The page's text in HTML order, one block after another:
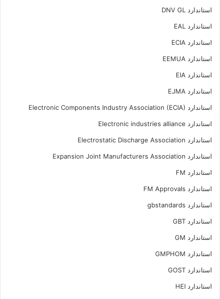
استاندارد DNV GL
استاندارد EAL
استاندارد ECIA
استاندارد EEMUA
استاندارد EIA
استاندارد EJMA
استاندارد Electronic Components Industry Association (ECIA)
استاندارد Electronic industries alliance
استاندارد Electrostatic Discharge Association
استاندارد Expansion Joint Manufacturers Association
استاندارد FM
استاندارد FM Approvals
استاندارد gbstandards
استاندارد GBT
استاندارد GM
استاندارد GMPHOM
استاندارد GOST
استاندارد HEI